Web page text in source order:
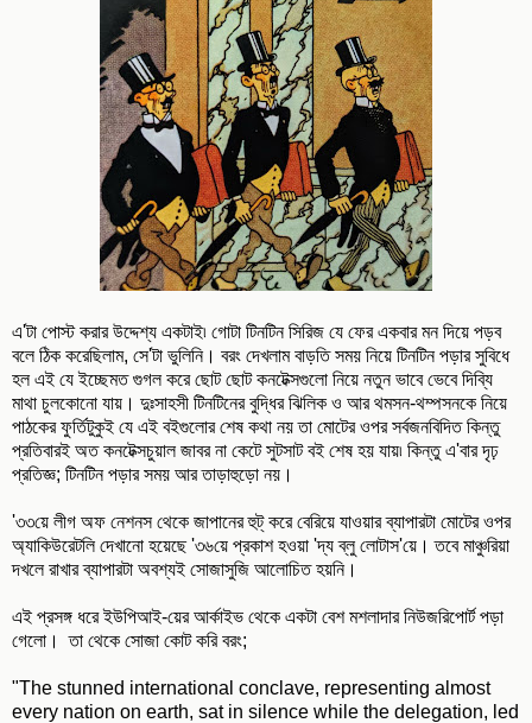
এ'টা পোস্ট করার উদ্দেশ্য একটাই৷ গোটা টিনটিন সিরিজ যে ফের একবার মন দিয়ে পড়ব
বলে ঠিক করেছিলাম, সে'টা ভুলিনি। বরং দেখলাম বাড়তি সময় নিয়ে টিনটিন পড়ার সুবিধে
হল এই যে ইচ্ছেমত গুগল করে ছোট ছোট কনটেক্সগুলো নিয়ে নতুন ভাবে ভেবে দিব্যি
মাথা চুলকোনো যায়। দুঃসাহসী টিনটিনের বুদ্ধির ঝিলিক ও আর থমসন-থম্পসনকে নিয়ে
পাঠকের ফুর্তিটুকুই যে এই বইগুলোর শেষ কথা নয় তা মোটের ওপর সর্বজনবিদিত কিন্তু
প্রতিবারই অত কনটেক্সচুয়াল জাবর না কেটে সুটসাট বই শেষ হয় যায়৷ কিন্তু এ'বার দৃঢ়
প্রতিজ্ঞ; টিনটিন পড়ার সময় আর তাড়াহুড়ো নয়।
'৩৩য়ে লীগ অফ নেশনস থেকে জাপানের হুট্ করে বেরিয়ে যাওয়ার ব্যাপারটা মোটের ওপর
অ্যাকিউরেটলি দেখানো হয়েছে '৩৬য়ে প্রকাশ হওয়া 'দ্য ব্লু লোটাস'য়ে। তবে মাঞ্চুরিয়া
দখলে রাখার ব্যাপারটা অবশ্যই সোজাসুজি আলোচিত হয়নি।
এই প্রসঙ্গ ধরে ইউপিআই-য়ের আর্কাইভ থেকে একটা বেশ মশলাদার নিউজরিপোর্ট পড়া
গেলো। তা থেকে সোজা কোট করি বরং;
"The stunned international conclave, representing almost
every nation on earth, sat in silence while the delegation, led